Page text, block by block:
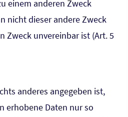
einem anderen Zweck
nicht dieser andere Zweck
Zweck unvereinbar ist (Art. 5
anderes angegeben ist,
erhobene Daten nur so